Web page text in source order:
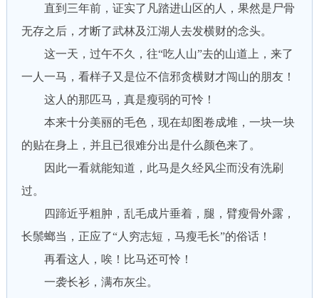
直到三年前，证实了凡踏进山区的人，果然是尸骨
无存之后，才断了武林及江湖人去发横财的念头。
这一天，过午不久，往“吃人山”去的山道上，来了
一人一马，看样子又是位不信邪贪横财才闯山的朋友！
这人的那匹马，真是瘦弱的可怜！
本来十分美丽的毛色，现在却图卷成堆，一块一块
的贴在身上，并且已很难分出是什么颜色来了。
因此一看就能知道，此马是久经风尘而没有洗刷
过。
四蹄近乎粗肿，乱毛成片垂着，腿，臂瘦骨外露，
长鬃螂当，正应了“人穷志短，马瘦毛长”的俗话！
再看这人，唉！比马还可怜！
一袭长衫，满布灰尘。